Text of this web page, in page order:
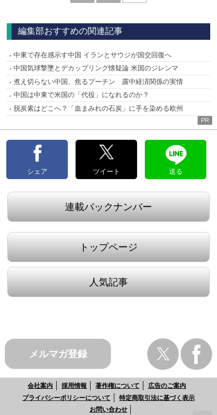
編集部おすすめの関連記事
中東で存在感示す中国 イランとサウジが国交回復へ
中国気球撃墜とデカップリング懐疑論 米国のジレンマ
煮え切らない中国、焦るプーチン 露中経済関係の実情
中国は中東で米国の「代役」になれるのか？
脱炭素はどこへ？「血まみれの石炭」に手を染める欧州
PR
シェア ツイート 送る
連載バックナンバー
トップページ
人気記事
メルマガ登録
会社案内 採用情報 著作権について
広告のご案内
プライバシーポリシーについて
特定商取引法に基づく表示
お問い合わせ